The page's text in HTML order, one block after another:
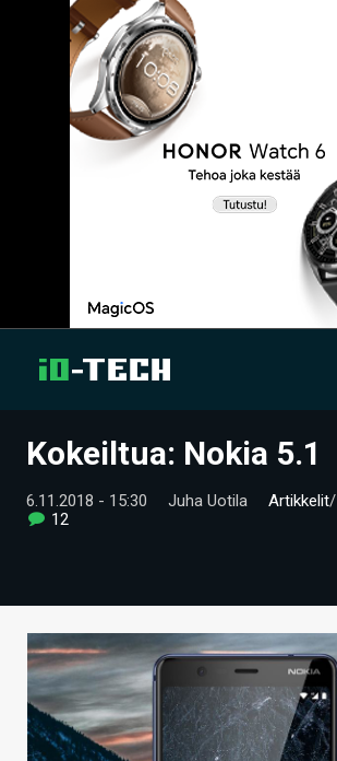
UUTISET
ARTIKKELIT
TECHBBS
TIETOA
HINTA.FI
KAUPPA
Kokeiltua: Nokia 5.1
6.11.2018 - 15:30 Juha Uotila Artikkelit/
12